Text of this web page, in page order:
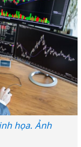
họa. Ảnh